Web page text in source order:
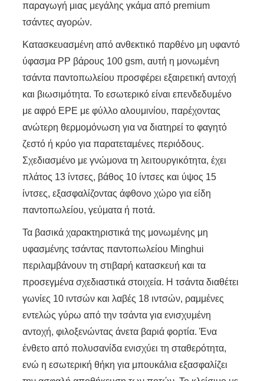
παραγωγή μιας μεγάλης γκάμα από premium
τσάντες αγορών.
Κατασκευασμένη από ανθεκτικό παρθένο μη υφαντό
ύφασμα PP βάρους 100 gsm, αυτή η μονωμένη
τσάντα παντοπωλείου προσφέρει εξαιρετική αντοχή
και βιωσιμότητα. Το εσωτερικό είναι επενδεδυμένο
με αφρό EPE με φύλλο αλουμινίου, παρέχοντας
ανώτερη θερμομόνωση για να διατηρεί το φαγητό
ζεστό ή κρύο για παρατεταμένες περιόδους.
Σχεδιασμένο με γνώμονα τη λειτουργικότητα, έχει
πλάτος 13 ίντσες, βάθος 10 ίντσες και ύψος 15
ίντσες, εξασφαλίζοντας άφθονο χώρο για είδη
παντοπωλείου, γεύματα ή ποτά.
Τα βασικά χαρακτηριστικά της μονωμένης μη
υφασμένης τσάντας παντοπωλείου Minghui
περιλαμβάνουν τη στιβαρή κατασκευή και τα
προσεγμένα σχεδιαστικά στοιχεία. Η τσάντα διαθέτει
γωνίες 10 ιντσών και λαβές 18 ιντσών, ραμμένες
εντελώς γύρω από την τσάντα για ενισχυμένη
αντοχή, φιλοξενώντας άνετα βαριά φορτία. Ένα
ένθετο από πολυσανίδα ενισχύει τη σταθερότητα,
ενώ η εσωτερική θήκη για μπουκάλια εξασφαλίζει